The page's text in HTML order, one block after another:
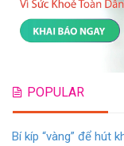
POPULAR
Bí kíp “vàng” để hút